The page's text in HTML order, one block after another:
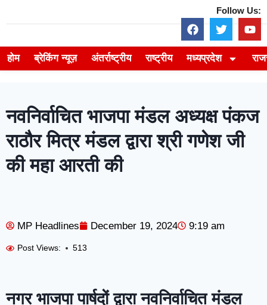
Follow Us:
होम ब्रेकिंग न्यूज़ अंतर्राष्ट्रीय राष्ट्रीय मध्यप्रदेश
नवनिर्वाचित भाजपा मंडल अध्यक्ष पंकज
राठौर मित्र मंडल द्वारा श्री गणेश जी
की महा आरती की
MP Headlines December 19, 2024 9:19 am
Post Views: 513
नगर भाजपा पार्षदों द्वारा नवनिर्वाचित मंडल